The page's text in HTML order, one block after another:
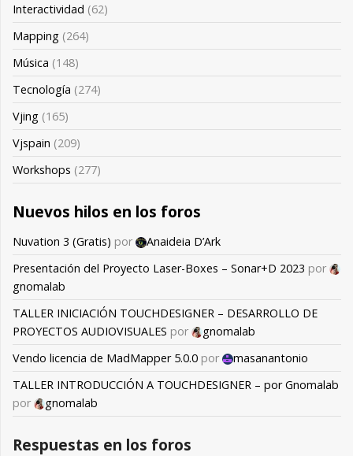
Interactividad (62)
Mapping (264)
Música (148)
Tecnología (274)
Vjing (165)
Vjspain (209)
Workshops (277)
Nuevos hilos en los foros
Nuvation 3 (Gratis) por
Anaideia D’Ark
Presentación del Proyecto Laser-Boxes – Sonar+D 2023 por
gnomalab
TALLER INICIACIÓN TOUCHDESIGNER – DESARROLLO DE
PROYECTOS AUDIOVISUALES por
gnomalab
Vendo licencia de MadMapper 5.0.0 por
masanantonio
TALLER INTRODUCCIÓN A TOUCHDESIGNER – por Gnomalab
por
gnomalab
Respuestas en los foros